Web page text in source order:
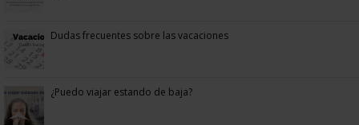
Dudas frecuentes sobre las vacaciones
¿Puedo viajar estando de baja?